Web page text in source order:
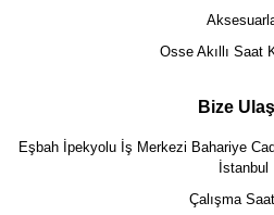
Osse Akıllı Saat
Bize
Eşbah İpekyolu İş Merkezi Bahariye
İstanbul
Çalışma